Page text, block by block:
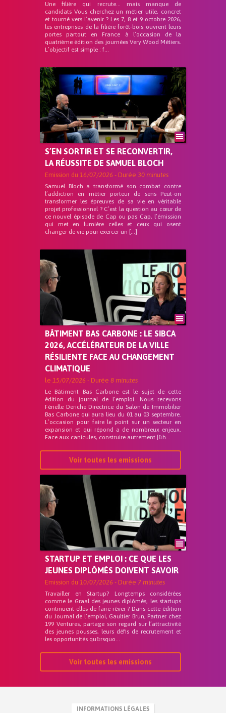
Une filière qui recrute… mais manque de
candidats Vous cherchez un métier utile, concret
et tourné vers l’avenir ? Les 7, 8 et 9 octobre 2026,
les entreprises de la filière forêt-bois ouvrent leurs
portes partout en France à l’occasion de la
quatrième édition des journées Very Wood Métiers.
L’objectif est simple : f...
S’EN SORTIR ET SE RECONVERTIR,
LA RÉUSSITE DE SAMUEL BLOCH
Emission du 16/07/2026 - Durée 30 minutes
Samuel Bloch a transformé son combat contre
l’addiction en métier porteur de sens Peut-on
transformer les épreuves de sa vie en véritable
projet professionnel ? C’est la question au cœur de
ce nouvel épisode de Cap ou pas Cap, l’émission
qui met en lumière celles et ceux qui osent
changer de vie pour exercer un […]
BÂTIMENT BAS CARBONE : LE SIBCA
2026, ACCÉLÉRATEUR DE LA VILLE
RÉSILIENTE FACE AU CHANGEMENT
CLIMATIQUE
le 15/07/2026 - Durée 8 minutes
Le Bâtiment Bas Carbone est le sujet de cette
édition du journal de l’emploi. Nous recevons
Férielle Deriche Directrice du Salon de Immobilier
Bas Carbone qui aura lieu du 01 au 03 septembre.
L’occasion pour faire le point sur un secteur en
expansion et qui répond a de nombreux enjeux.
Face aux canicules, construire autrement [&h...
Voir toutes les emissions
STARTUP ET EMPLOI : CE QUE LES
JEUNES DIPLÔMÉS DOIVENT SAVOIR
Emission du 10/07/2026 - Durée 7 minutes
Travailler en Startup? Longtemps considérées
comme le Graal des jeunes diplômés, les startups
continuent-elles de faire rêver ? Dans cette édition
du Journal de l’emploi, Gaultier Brun, Partner chez
199 Ventures, partage son regard sur l’attractivité
des jeunes pousses, leurs défis de recrutement et
les opportunités qu&rsquo...
Voir toutes les emissions
INFORMATIONS LÉGALES